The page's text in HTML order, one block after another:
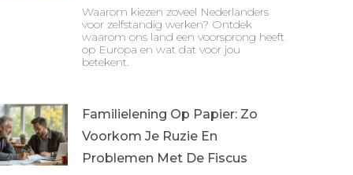
Waarom kiezen zoveel Nederlanders
voor zelfstandig werken? Ontdek
waarom ons land een voorsprong heeft
op Europa en wat dat voor jou
betekent.
Familielening Op Papier: Zo
Voorkom Je Ruzie En
Problemen Met De Fiscus